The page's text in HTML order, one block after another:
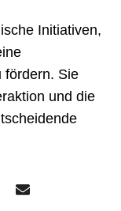
Initiativen,
fördern. Sie
und die